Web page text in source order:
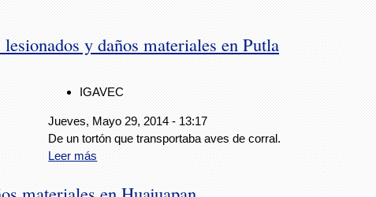
y daños materiales en Putla
IGAVEC
Jueves, Mayo 29, 2014 - 13:17
De un tortón que transportaba aves de corral.
Leer más